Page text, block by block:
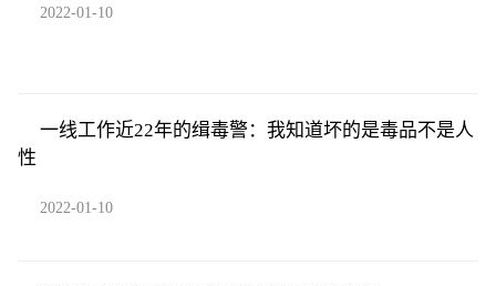
2022-01-10
一线工作近22年的缉毒警：我知道坏的是毒品不是人
性
2022-01-10